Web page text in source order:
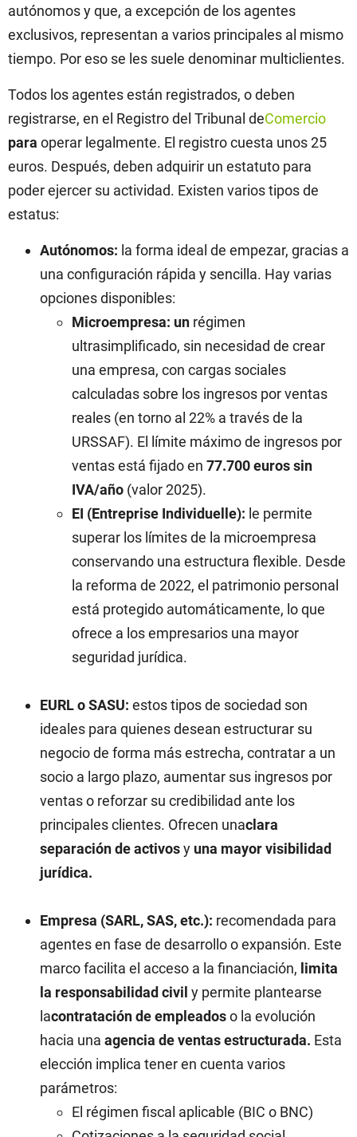
autónomos y que, a excepción de los agentes
exclusivos, representan a varios principales al mismo
tiempo. Por eso se les suele denominar multiclientes.
Todos los agentes están registrados, o deben
registrarse, en el Registro del Tribunal deComercio
para operar legalmente. El registro cuesta unos 25
euros. Después, deben adquirir un estatuto para
poder ejercer su actividad. Existen varios tipos de
estatus:
Autónomos: la forma ideal de empezar, gracias a
una configuración rápida y sencilla. Hay varias
opciones disponibles:
Microempresa: un régimen
ultrasimplificado, sin necesidad de crear
una empresa, con cargas sociales
calculadas sobre los ingresos por ventas
reales (en torno al 22% a través de la
URSSAF). El límite máximo de ingresos por
ventas está fijado en 77.700 euros sin
IVA/año (valor 2025).
EI (Entreprise Individuelle): le permite
superar los límites de la microempresa
conservando una estructura flexible. Desde
la reforma de 2022, el patrimonio personal
está protegido automáticamente, lo que
ofrece a los empresarios una mayor
seguridad jurídica.
EURL o SASU: estos tipos de sociedad son
ideales para quienes desean estructurar su
negocio de forma más estrecha, contratar a un
socio a largo plazo, aumentar sus ingresos por
ventas o reforzar su credibilidad ante los
principales clientes. Ofrecen unaclara
separación de activosy una mayor visibilidad
jurídica.
Empresa (SARL, SAS, etc.): recomendada para
agentes en fase de desarrollo o expansión. Este
marco facilita el acceso a la financiación, limita
la responsabilidad civil y permite plantearse
lacontratación de empleadoso la evolución
hacia una agencia de ventas estructurada. Esta
elección implica tener en cuenta varios
parámetros:
El régimen fiscal aplicable (BIC o BNC)